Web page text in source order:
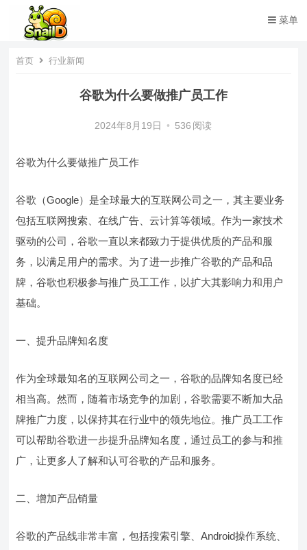
菜单
首页 行业新闻
谷歌为什么要做推广员工作
2024年8月19日 • 536 阅读
谷歌为什么要做推广员工作
谷歌（Google）是全球最大的互联网公司之一，其主要业务
包括互联网搜索、在线广告、云计算等领域。作为一家技术
驱动的公司，谷歌一直以来都致力于提供优质的产品和服
务，以满足用户的需求。为了进一步推广谷歌的产品和品
牌，谷歌也积极参与推广员工工作，以扩大其影响力和用户
基础。
一、提升品牌知名度
作为全球最知名的互联网公司之一，谷歌的品牌知名度已经
相当高。然而，随着市场竞争的加剧，谷歌需要不断加大品
牌推广力度，以保持其在行业中的领先地位。推广员工工作
可以帮助谷歌进一步提升品牌知名度，通过员工的参与和推
广，让更多人了解和认可谷歌的产品和服务。
二、增加产品销量
谷歌的产品线非常丰富，包括搜索引擎、Android操作系统、